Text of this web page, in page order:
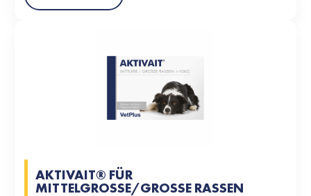
AKTIVAIT® FÜR
MITTELGROSSE/GROSSE RASSEN